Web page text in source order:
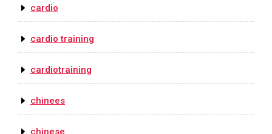
cardio
cardio training
cardiotraining
chinees
chinese